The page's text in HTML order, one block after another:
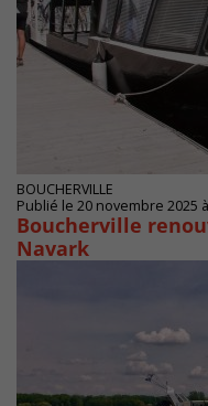
BOUCHERVILLE
Publié le 20 novembre 2025
Boucherville
Navark